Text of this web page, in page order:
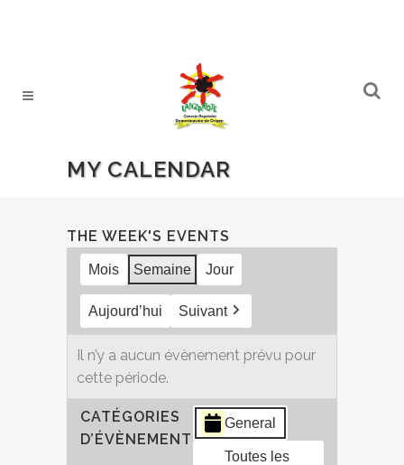
MY CALENDAR
THE WEEK'S EVENTS
Mois Semaine Jour
Aujourd’hui Suivant
Il n’y a aucun évènement prévu pour
cette période.
CATÉGORIES
D’ÉVÈNEMENT
General
Toutes les